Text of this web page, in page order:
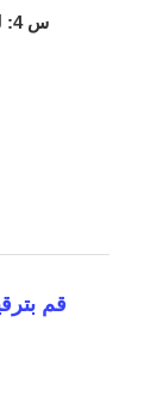
س 4: لماذا تختار تأجير LED بدلاً من التثبيت الثابت؟
قم